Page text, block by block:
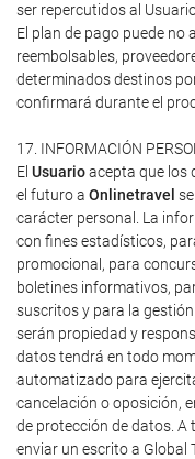
ser repercutidos al
El plan de pago puede no
reembolsables,
determinados destinos
confirmará durante el
17. INFORMACIÓN
El Usuarioacepta que los
el futuro a Onlinetravel
carácter personal. La
con fines estadísticos,
promocional, para
boletines informativos,
suscritos y para la
serán propiedad y
datos tendrá en todo
automatizado para
cancelación o oposición,
de protección de datos. A
enviar un escrito a Global